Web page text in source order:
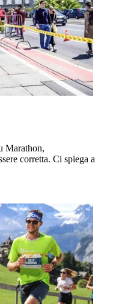
Marathon,
corretta. Ci spiega a